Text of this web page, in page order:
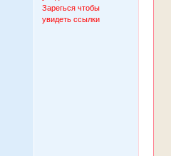
Зарегься чтобы
увидеть ссылки